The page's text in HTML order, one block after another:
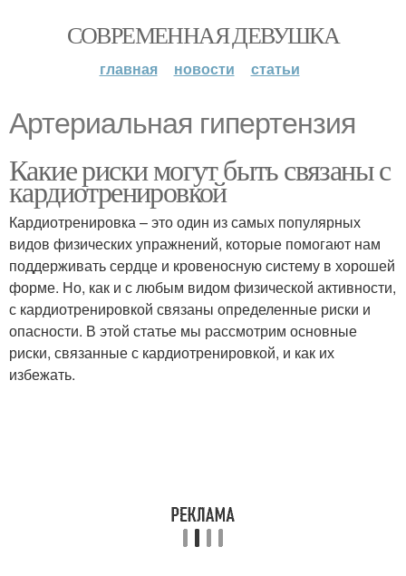
СОВРЕМЕННАЯ ДЕВУШКА
главная новости статьи
Артериальная гипертензия
Какие риски могут быть связаны с
кардиотренировкой
Кардиотренировка – это один из самых популярных
видов физических упражнений, которые помогают нам
поддерживать сердце и кровеносную систему в хорошей
форме. Но, как и с любым видом физической активности,
с кардиотренировкой связаны определенные риски и
опасности. В этой статье мы рассмотрим основные
риски, связанные с кардиотренировкой, и как их
избежать.